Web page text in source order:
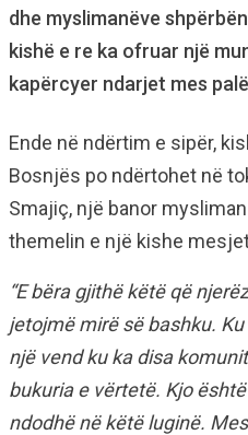
dhe myslimanëve
kishë e re ka ofruar një
kapërcyer ndarjet mes
Ende në ndërtim e sipër,
Bosnjës po ndërtohet në
Smajiç, një banor
themelin e një kishe
“E bëra gjithë këtë që
jetojmë mirë së bashku.
një vend ku ka disa
bukuria e vërtetë. Kjo
ndodhë në këtë luginë.